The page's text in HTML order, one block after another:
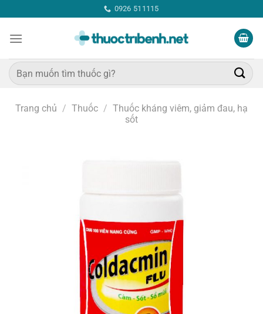
qua
nội
0926 511115
Tìm
kiếm:
Trang chủ / Thuốc / Thuốc kháng viêm, giảm đau, hạ
sốt